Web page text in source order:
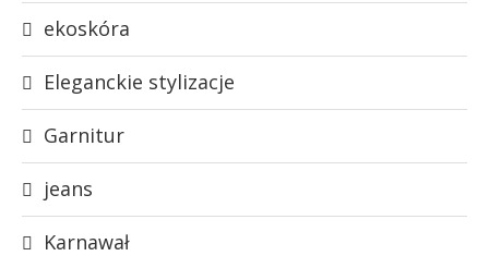
ekoskóra
Eleganckie stylizacje
Garnitur
jeans
Karnawał